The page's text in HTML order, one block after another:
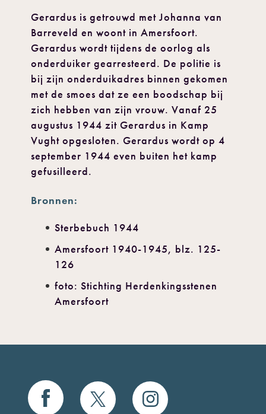
Gerardus is getrouwd met Johanna van
Barreveld en woont in Amersfoort.
Gerardus wordt tijdens de oorlog als
onderduiker gearresteerd. De politie is
bij zijn onderduikadres binnen gekomen
met de smoes dat ze een boodschap bij
zich hebben van zijn vrouw. Vanaf 25
augustus 1944 zit Gerardus in Kamp
Vught opgesloten. Gerardus wordt op 4
september 1944 even buiten het kamp
gefusilleerd.
Bronnen:
Sterbebuch 1944
Amersfoort 1940-1945, blz. 125-
126
foto: Stichting Herdenkingsstenen
Amersfoort